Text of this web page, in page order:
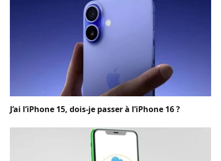
J’ai l’iPhone 15, dois-je passer à l’iPhone 16 ?